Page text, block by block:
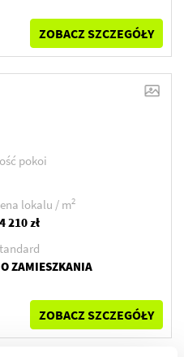
ZOBACZ SZCZEGÓŁY
pokoi
lokalu / m2
210 zł
ZAMIESZKANIA
ZOBACZ SZCZEGÓŁY